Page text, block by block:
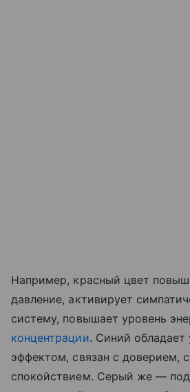
Например, красный цвет
давление, активирует
систему, повышает уровень
концентрации. Синий
эффектом, связан с доверием,
спокойствием. Серый же —